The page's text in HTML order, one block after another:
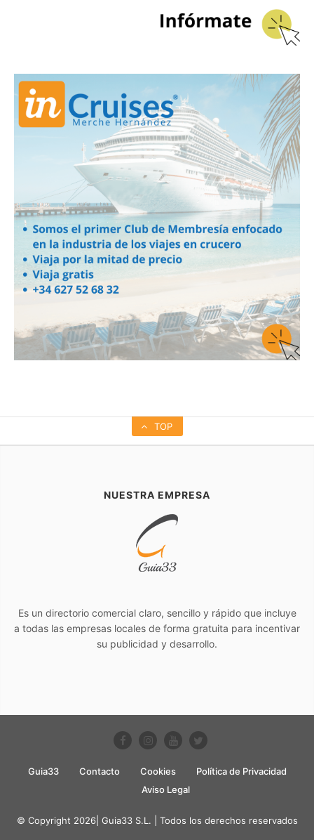
TOP
NUESTRA EMPRESA
Es un directorio comercial claro, sencillo y rápido que incluye
a todas las empresas locales de forma gratuita para incentivar
su publicidad y desarrollo.
Guia33 Contacto Cookies
Política de Privacidad
Aviso Legal
© Copyright 2026| Guia33 S.L. | Todos los derechos reservados